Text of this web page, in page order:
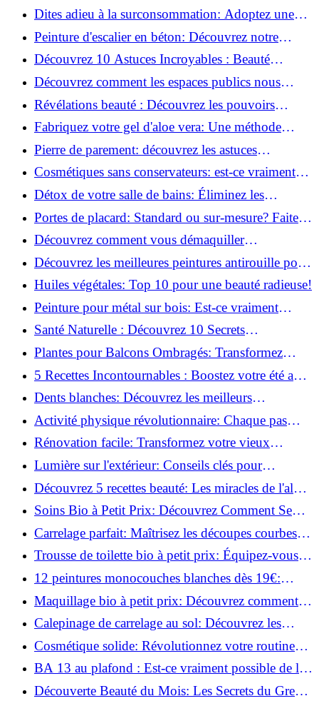
salle de bains!
Dites adieu à la surconsommation: Adoptez une
vie plus simple!
Peinture d'escalier en béton: Découvrez notre
tutoriel facile et rapide!
Découvrez 10 Astuces Incroyables : Beauté
Naturelle avec le Concombre !
Découvrez comment les espaces publics nous
incitent à être plus actifs : Révélations surprenantes!
Révélations beauté : Découvrez les pouvoirs
insoupçonnés du concombre!
Fabriquez votre gel d'aloe vera: Une méthode
simple et rapide à la maison!
Pierre de parement: découvrez les astuces
infaillibles pour un nettoyage parfait!
Cosmétiques sans conservateurs: est-ce vraiment
possible?
Détox de votre salle de bains: Éliminez les
ingrédients nocifs dès maintenant!
Portes de placard: Standard ou sur-mesure? Faites
le meilleur choix!
Découvrez comment vous démaquiller
naturellement: Astuces et secrets révélés!
Découvrez les meilleures peintures antirouille pour
le fer: Top 12 analysé!
Huiles végétales: Top 10 pour une beauté radieuse!
Peinture pour métal sur bois: Est-ce vraiment
possible?
Santé Naturelle : Découvrez 10 Secrets
Incontournables pour un Bien-être Optimal!
Plantes pour Balcons Ombragés: Transformez
votre Terrasse en Oasis Verte!
5 Recettes Incontournables : Boostez votre été avec
des huiles essentielles!
Dents blanches: Découvrez les meilleurs
ingrédients naturels!
Activité physique révolutionnaire: Chaque pas
compte pour votre santé!
Rénovation facile: Transformez votre vieux
parquet irrégulier en un clin d'œil!
Lumière sur l'extérieur: Conseils clés pour
concevoir et installer votre éclairage!
Découvrez 5 recettes beauté: Les miracles de l'aloe
vera pour votre peau!
Soins Bio à Petit Prix: Découvrez Comment Se
Chouchouter Pour Moins de 35€!
Carrelage parfait: Maîtrisez les découpes courbes
facilement!
Trousse de toilette bio à petit prix: Équipez-vous
pour moins de 25€!
12 peintures monocouches blanches dès 19€:
Découvrez les meilleures offres!
Maquillage bio à petit prix: Découvrez comment
s'équiper pour moins de 50€!
Calepinage de carrelage au sol: Découvrez les
astuces incontournables!
Cosmétique solide: Révolutionnez votre routine
beauté pour zéro déchet!
BA 13 au plafond : Est-ce vraiment possible de les
coller ?
Découverte Beauté du Mois: Les Secrets du Green